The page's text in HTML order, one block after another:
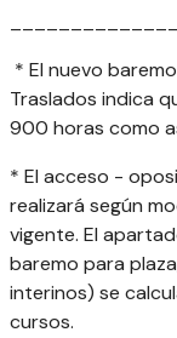
* El nuevo
Traslados indica
900 horas como
* El acceso -
realizará según
vigente. El
baremo para
interinos) se
cursos.